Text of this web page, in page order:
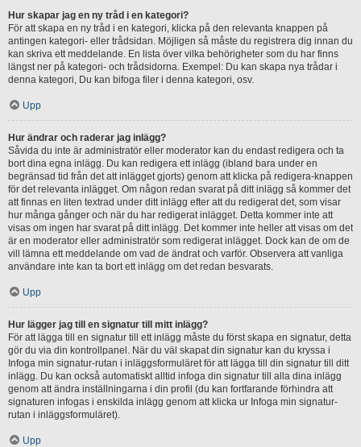
Hur skapar jag en ny tråd i en kategori?
För att skapa en ny tråd i en kategori, klicka på den relevanta knappen på
antingen kategori- eller trådsidan. Möjligen så måste du registrera dig innan du
kan skriva ett meddelande. En lista över vilka behörigheter som du har finns
längst ner på kategori- och trådsidorna. Exempel: Du kan skapa nya trådar i
denna kategori, Du kan bifoga filer i denna kategori, osv.
Upp
Hur ändrar och raderar jag inlägg?
Såvida du inte är administratör eller moderator kan du endast redigera och ta
bort dina egna inlägg. Du kan redigera ett inlägg (ibland bara under en
begränsad tid från det att inlägget gjorts) genom att klicka på redigera-knappen
för det relevanta inlägget. Om någon redan svarat på ditt inlägg så kommer det
att finnas en liten textrad under ditt inlägg efter att du redigerat det, som visar
hur många gånger och när du har redigerat inlägget. Detta kommer inte att
visas om ingen har svarat på ditt inlägg. Det kommer inte heller att visas om det
är en moderator eller administratör som redigerat inlägget. Dock kan de om de
vill lämna ett meddelande om vad de ändrat och varför. Observera att vanliga
användare inte kan ta bort ett inlägg om det redan besvarats.
Upp
Hur lägger jag till en signatur till mitt inlägg?
För att lägga till en signatur till ett inlägg måste du först skapa en signatur, detta
gör du via din kontrollpanel. När du väl skapat din signatur kan du kryssa i
Infoga min signatur-rutan i inläggsformuläret för att lägga till din signatur till ditt
inlägg. Du kan också automatiskt alltid infoga din signatur till alla dina inlägg
genom att ändra inställningarna i din profil (du kan fortfarande förhindra att
signaturen infogas i enskilda inlägg genom att klicka ur Infoga min signatur-
rutan i inläggsformuläret).
Upp